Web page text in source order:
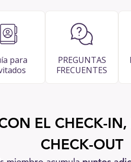
para
PREGUNTAS
FRECUENTES
EL CHECK-
CHECK-OUT